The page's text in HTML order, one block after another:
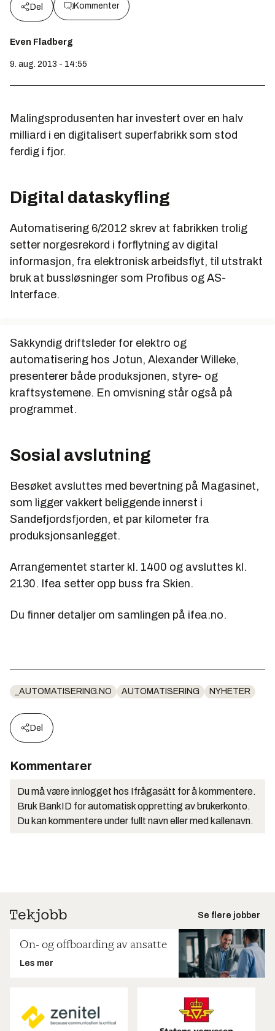
Del Kommenter
Even Fladberg
9. aug. 2013 - 14:55
Malingsprodusenten har investert over en halv
milliard i en digitalisert superfabrikk som stod
ferdig i fjor.
Digital dataskyfling
Automatisering 6/2012 skrev at fabrikken trolig
setter norgesrekord i forflytning av digital
informasjon, fra elektronisk arbeidsflyt, til utstrakt
bruk at bussløsninger som Profibus og AS-
Interface.
Sakkyndig driftsleder for elektro og
automatisering hos Jotun, Alexander Willeke,
presenterer både produksjonen, styre- og
kraftsystemene. En omvisning står også på
programmet.
Sosial avslutning
Besøket avsluttes med bevertning på Magasinet,
som ligger vakkert beliggende innerst i
Sandefjordsfjorden, et par kilometer fra
produksjonsanlegget.
Arrangementet starter kl. 1400 og avsluttes kl.
2130. Ifea setter opp buss fra Skien.
Du finner detaljer om samlingen på ifea.no.
_AUTOMATISERING.NO AUTOMATISERING NYHETER
Del
Kommentarer
Du må være innlogget hos Ifrågasätt for å kommentere.
Bruk BankID for automatisk oppretting av brukerkonto.
Du kan kommentere under fullt navn eller med kallenavn.
Se flere jobber
On- og offboarding av ansatte
Les mer